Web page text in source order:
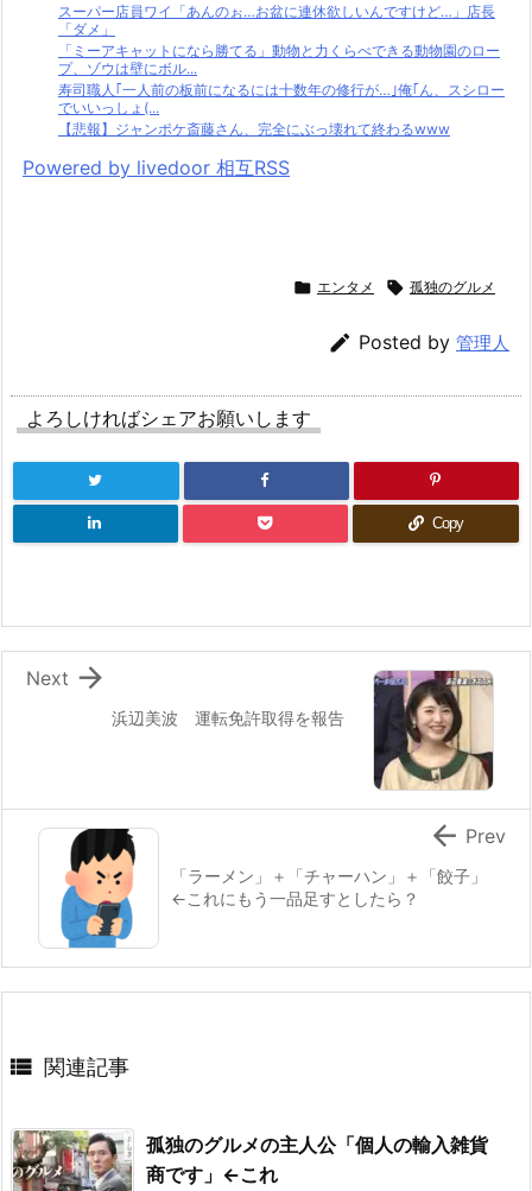
スーパー店員ワイ「あんのぉ…お盆に連休欲しいんですけど…」店長
「ダメ」
「ミーアキャットになら勝てる」動物と力くらべできる動物園のロー
プ、ゾウは壁にボル...
寿司職人｢一人前の板前になるには十数年の修行が…｣俺｢ん、スシロー
でいいっしょ(...
【悲報】ジャンポケ斎藤さん、完全にぶっ壊れて終わるwww
Powered by livedoor 相互RSS
 エンタメ  孤独のグルメ
 Posted by 管理人
よろしければシェアお願いします
Copy
浜辺美波 運転免許取得を報告

Next
「ラーメン」＋「チャーハン」＋「餃子」
←これにもう一品足すとしたら？
 Prev
 関連記事
孤独のグルメの主人公「個人の輸入雑貨
商です」←これ